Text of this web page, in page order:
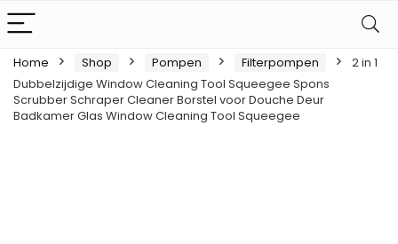
Home Shop Pompen Filterpompen
2 in 1
Dubbelzijdige Window Cleaning Tool Squeegee Spons
Scrubber Schraper Cleaner Borstel voor Douche Deur
Badkamer Glas Window Cleaning Tool Squeegee